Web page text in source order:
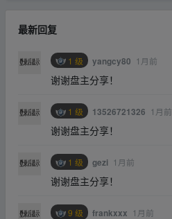
最新回复
1 级 yangcy80 1月前
谢谢盘主分享！
1 级 13526721326 1月前
谢谢盘主分享！
1 级 gezi 1月前
谢谢盘主分享！
9 级 frankxxx 1月前